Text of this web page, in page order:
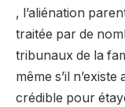
, l’aliénation
traitée par de
tribunaux de la
même s’il
crédible pour